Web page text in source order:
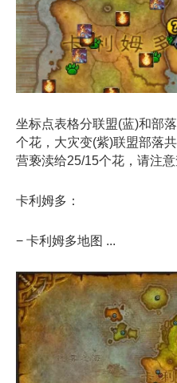
坐标点表格分联盟(蓝)和部
个花，大灾变(紫)联盟部落
营亵渎给25/15个花，请注
卡利姆多：
− 卡利姆多地图 ...